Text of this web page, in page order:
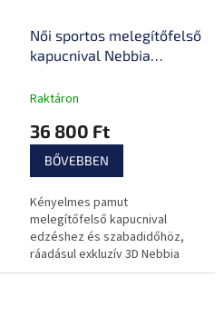
Női sportos melegítőfelső
kapucnival Nebbia
Raktáron
36 800 Ft
BŐVEBBEN
Kényelmes pamut
melegítőfelső kapucnival
edzéshez és szabadidőhöz,
ráadásul exkluzív 3D Nebbia
logóval.